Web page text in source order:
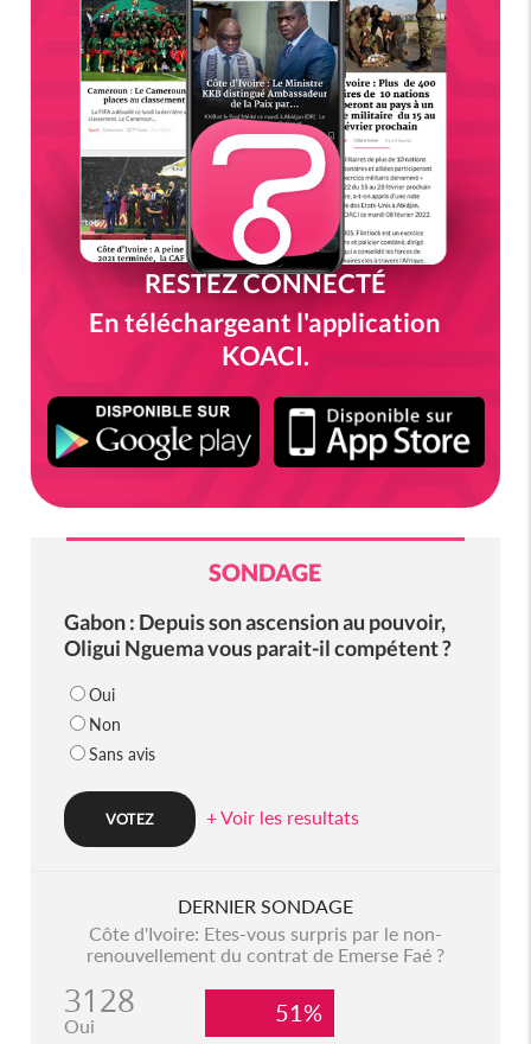
RESTEZ CONNECTÉ
En téléchargeant l'application
KOACI.
SONDAGE
Gabon : Depuis son ascension au pouvoir,
Oligui Nguema vous parait-il compétent ?
Oui
Non
Sans avis
+ Voir les resultats
DERNIER SONDAGE
Côte d'Ivoire: Etes-vous surpris par le non-
renouvellement du contrat de Emerse Faé ?
3128
Oui 51%